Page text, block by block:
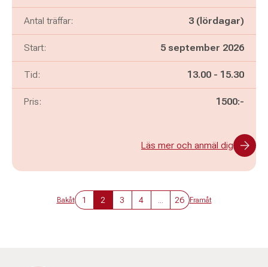
Antal träffar: 3 (lördagar)
Start: 5 september 2026
Tid: Pågår mellan
13.00 - och
15.30
Pris: 1500:-
Läs mer och anmäl dig
Bakåt 1 2 3 4 26 Framåt